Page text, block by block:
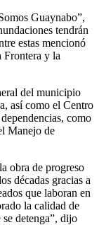
Guaynabo”,
tendrán
estas mencionó
y la
del municipio
así como el Centro
como
Manejo de
obra de progreso
décadas gracias a
que laboran en
la calidad de
detenga”, dijo